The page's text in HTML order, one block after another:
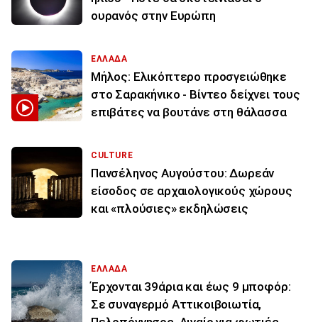
ουρανός στην Ευρώπη
ΕΛΛΑΔΑ
Μήλος: Ελικόπτερο προσγειώθηκε
στο Σαρακήνικο - Βίντεο δείχνει τους
επιβάτες να βουτάνε στη θάλασσα
CULTURE
Πανσέληνος Αυγούστου: Δωρεάν
είσοδος σε αρχαιολογικούς χώρους
και «πλούσιες» εκδηλώσεις
ΕΛΛΑΔΑ
Έρχονται 39άρια και έως 9 μποφόρ:
Σε συναγερμό Αττικοιβοιωτία,